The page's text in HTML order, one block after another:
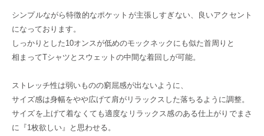
シンプルながら特徴的なポケットが主張しすぎない、良いアクセント
になっております。
しっかりとした10オンスが低めのモックネックにも似た首周りと
相まってTシャツとスウェットの中間な着回しが可能。
ストレッチ性は弱いものの窮屈感が出ないように、
サイズ感は身幅をやや広げて肩がリラックスした落ちるように調整。
サイズを上げて着なくても適度なリラックス感のある仕上がりでまさ
に『1枚欲しい』と思わせる。